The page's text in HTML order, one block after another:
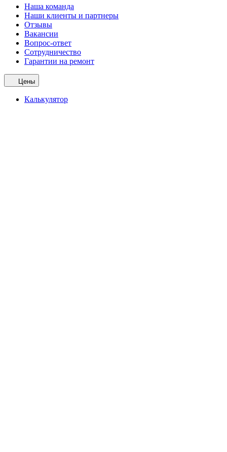
Наша команда
Наши клиенты и партнеры
Отзывы
Вакансии
Вопрос-ответ
Сотрудничество
Гарантии на ремонт
Цены
Калькулятор